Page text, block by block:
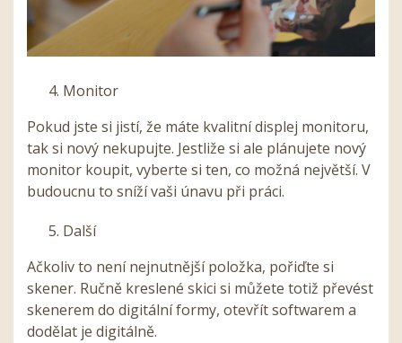
Monitor
Pokud jste si jistí, že máte kvalitní displej monitoru,
tak si nový nekupujte. Jestliže si ale plánujete nový
monitor koupit, vyberte si ten, co možná největší. V
budoucnu to sníží vaši únavu při práci.
Další
Ačkoliv to není nejnutnější položka, pořiďte si
skener. Ručně kreslené skici si můžete totiž převést
skenerem do digitální formy, otevřít softwarem a
dodělat je digitálně.